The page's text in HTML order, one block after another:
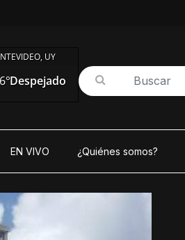
UY
6°Despejado
EN VIVO ¿Quiénes somos?